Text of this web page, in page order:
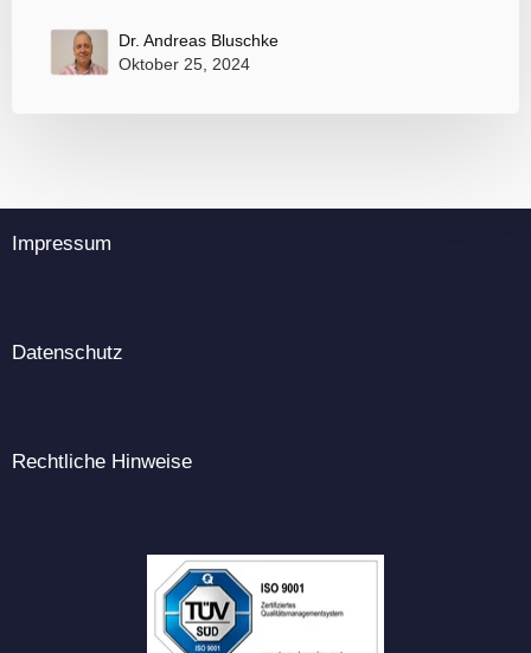
Dr. Andreas Bluschke
Oktober 25, 2024
Impressum
Datenschutz
Rechtliche Hinweise